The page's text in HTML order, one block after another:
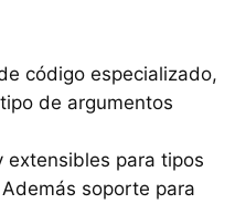
código especializado,
de argumentos
extensibles para tipos
soporte para